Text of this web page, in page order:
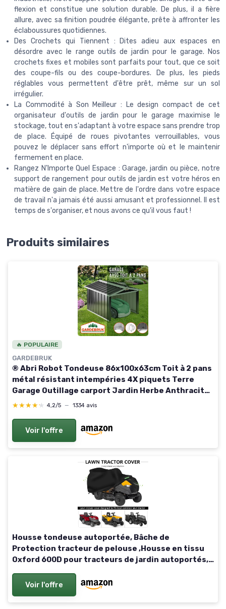
flexion et constitue une solution durable. De plus, il a fière
allure, avec sa finition poudrée élégante, prête à affronter les
éclaboussures quotidiennes.
Des Crochets qui Tiennent : Dites adieu aux espaces en
désordre avec le range outils de jardin pour le garage. Nos
crochets fixes et mobiles sont parfaits pour tout, que ce soit
des coupe-fils ou des coupe-bordures. De plus, les pieds
réglables vous permettent d'être prêt, même sur un sol
irrégulier.
La Commodité à Son Meilleur : Le design compact de cet
organisateur d'outils de jardin pour le garage maximise le
stockage, tout en s'adaptant à votre espace sans prendre trop
de place. Équipé de roues pivotantes verrouillables, vous
pouvez le déplacer sans effort n'importe où et le maintenir
fermement en place.
Rangez N'Importe Quel Espace : Garage, jardin ou pièce, notre
support de rangement pour outils de jardin est votre héros en
matière de gain de place. Mettre de l'ordre dans votre espace
de travail n'a jamais été aussi amusant et professionnel. Il est
temps de s'organiser, et nous avons ce qu'il vous faut !
Produits similaires
🔥 POPULAIRE
GARDEBRUK
® Abri Robot Tondeuse 86x100x63cm Toit à 2 pans
métal résistant intempéries 4X piquets Terre
Garage Outillage carport Jardin Herbe Anthracite
86x100x63cm Anthracite
★★★★★
★★★★★ 4,2/5 — 1334 avis
Voir l'offre
Housse tondeuse autoportée, Bâche de
Protection tracteur de pelouse ,Housse en tissu
Oxford 600D pour tracteurs de jardin autoportés,
(183*137*117CM)
Voir l'offre